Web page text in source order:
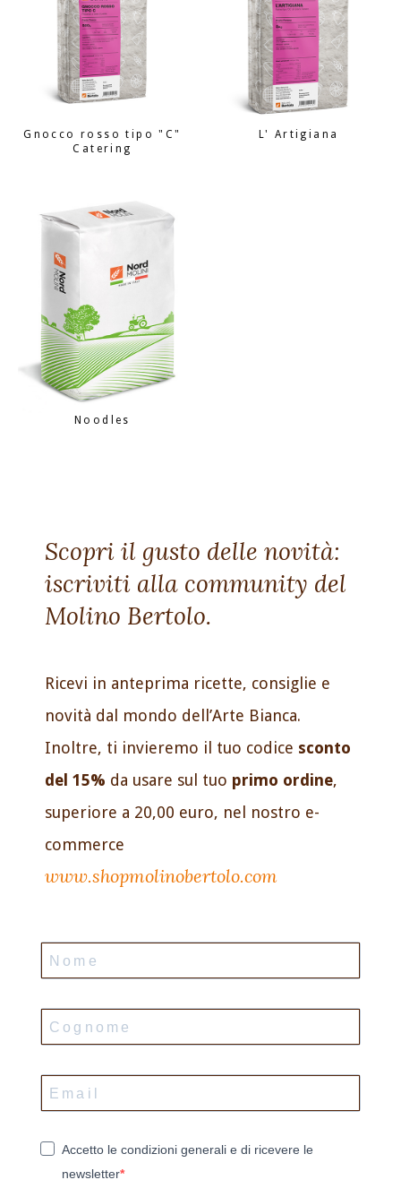
Gnocco rosso tipo "C"
Catering
L' Artigiana
Noodles
Scopri il gusto delle novità:
iscriviti alla community del
Molino Bertolo.
Ricevi in anteprima ricette, consiglie e
novità dal mondo dell’Arte Bianca.
Inoltre, ti invieremo il tuo codice sconto
del 15% da usare sul tuo primo ordine,
superiore a 20,00 euro, nel nostro e-
commerce
www.shopmolinobertolo.com
Accetto le condizioni generali e di ricevere le
newsletter